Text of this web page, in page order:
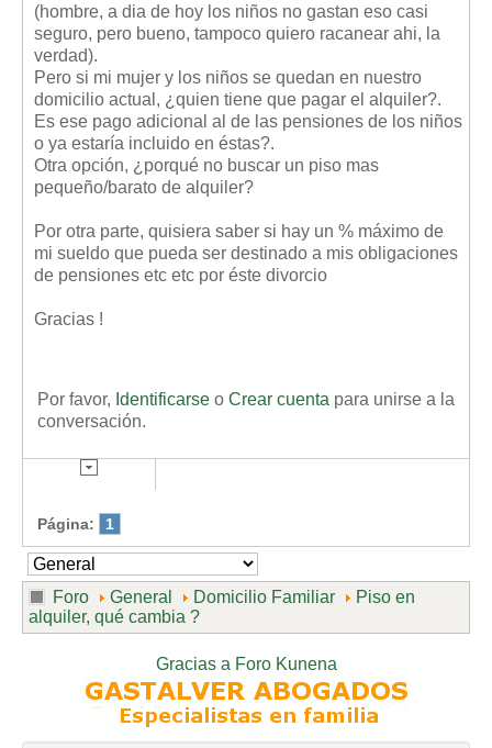
(hombre, a dia de hoy los niños no gastan eso casi
seguro, pero bueno, tampoco quiero racanear ahi, la
verdad).
Pero si mi mujer y los niños se quedan en nuestro
domicilio actual, ¿quien tiene que pagar el alquiler?.
Es ese pago adicional al de las pensiones de los niños
o ya estaría incluido en éstas?.
Otra opción, ¿porqué no buscar un piso mas
pequeño/barato de alquiler?
Por otra parte, quisiera saber si hay un % máximo de
mi sueldo que pueda ser destinado a mis obligaciones
de pensiones etc etc por éste divorcio
Gracias !
Por favor, Identificarse o Crear cuenta para unirse a la
conversación.
Página: 1
Foro General Domicilio Familiar
Piso en
alquiler, qué cambia ?
Gracias a Foro Kunena